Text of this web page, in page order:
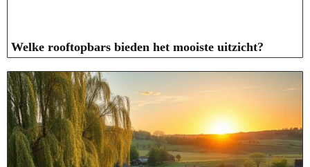
Welke rooftopbars bieden het mooiste uitzicht?